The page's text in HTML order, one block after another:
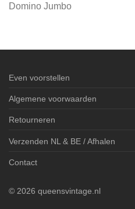
Domino Jumbo
Even voorstellen
Algemene voorwaarden
Retourneren
Verzenden NL & BE / Afhalen
Contact
© 2026 queensvintage.nl